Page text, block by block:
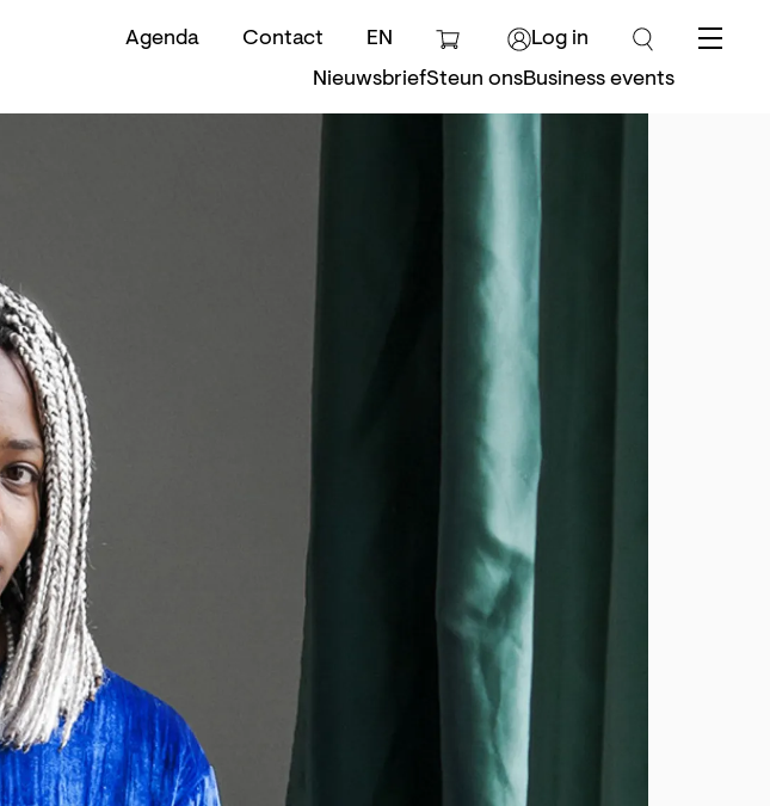
Agenda Contact EN
Log in
NieuwsbriefSteun onsBusiness events